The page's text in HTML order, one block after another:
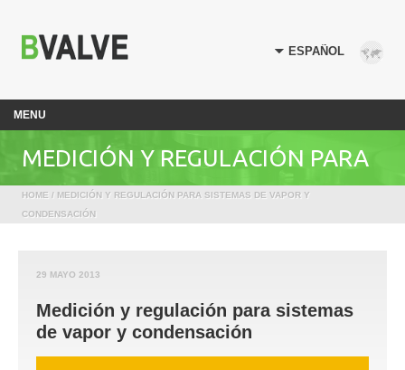
MENU
MEDICIÓN Y REGULACIÓN PARA
SISTEMAS DE VAPOR Y
CONDENSACIÓN
HOME / MEDICIÓN Y REGULACIÓN PARA SISTEMAS DE VAPOR Y
CONDENSACIÓN
29 MAYO 2013
Medición y regulación para sistemas
de vapor y condensación